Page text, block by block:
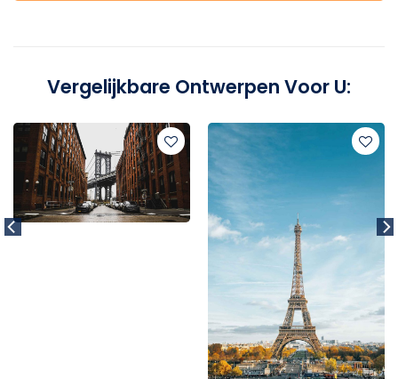
Vergelijkbare Ontwerpen Voor U: